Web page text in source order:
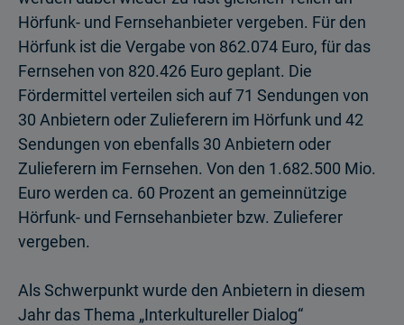
Hörfunk- und Fernsehanbieter vergeben. Für den
Hörfunk ist die Vergabe von 862.074 Euro, für das
Fernsehen von 820.426 Euro geplant. Die
Fördermittel verteilen sich auf 71 Sendungen von
30 Anbietern oder Zulieferern im Hörfunk und 42
Sendungen von ebenfalls 30 Anbietern oder
Zulieferern im Fernsehen. Von den 1.682.500 Mio.
Euro werden ca. 60 Prozent an gemeinnützige
Hörfunk- und Fernsehanbieter bzw. Zulieferer
vergeben.
Als Schwerpunkt wurde den Anbietern in diesem
Jahr das Thema „Interkultureller Dialog“